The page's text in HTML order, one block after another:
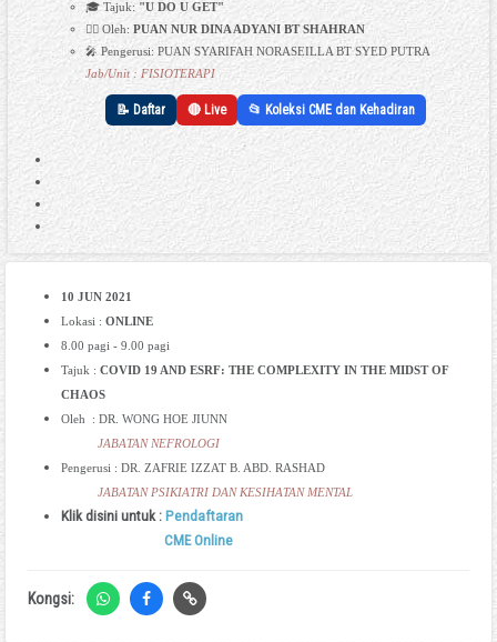
🎓 Tajuk: "U DO U GET"
👩‍⚕️ Oleh: PUAN NUR DINA ADYANI BT SHAHRAN
🎤 Pengerusi: PUAN SYARIFAH NORASEILLA BT SYED PUTRA
Jab/Unit : FISIOTERAPI
📝 Daftar 🔴 Live 📂 Koleksi CME dan Kehadiran
10 JUN 2021
Lokasi : ONLINE
8.00 pagi - 9.00 pagi
Tajuk : COVID 19 AND ESRF: THE COMPLEXITY IN THE MIDST OF
CHAOS
Oleh : DR. WONG HOE JIUNN
JABATAN NEFROLOGI
Pengerusi : DR. ZAFRIE IZZAT B. ABD. RASHAD
JABATAN PSIKIATRI DAN KESIHATAN MENTAL
Klik disini untuk : Pendaftaran
CME Online
Kongsi: